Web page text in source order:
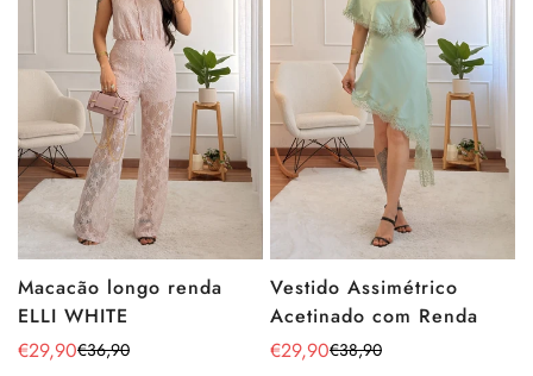
Macacão longo renda
ELLI WHITE
Preço
€29,90
Preço €36,90
Vestido Assimétrico
Acetinado com Renda
Preço
€29,90
Preço €38,90